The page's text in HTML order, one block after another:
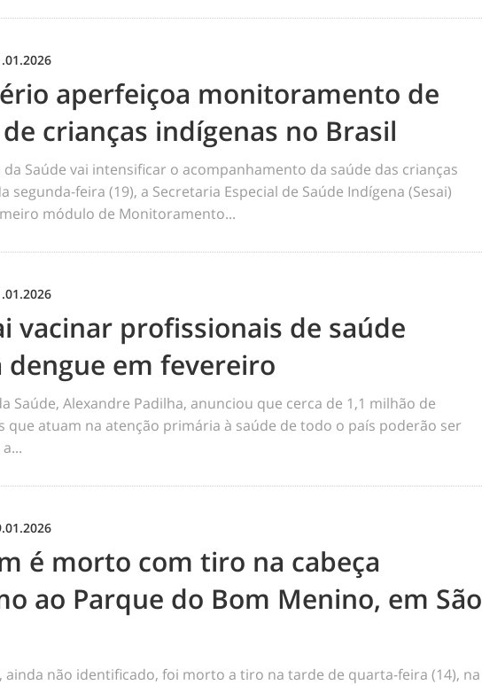
aperfeiçoa monitoramento de
crianças indígenas no Brasil
Saúde vai intensificar o acompanhamento da saúde das crianças
segunda-feira (19), a Secretaria Especial de Saúde Indígena (Sesai)
módulo de Monitoramento...
vacinar profissionais de saúde
dengue em fevereiro
Saúde, Alexandre Padilha, anunciou que cerca de 1,1 milhão de
que atuam na atenção primária à saúde de todo o país poderão ser
é morto com tiro na cabeça
ao Parque do Bom Menino, em São
ainda não identificado, foi morto a tiro na tarde de quarta-feira (14), na